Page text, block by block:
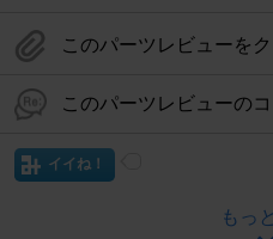
このパーツレビューを
このパーツレビューの
イイね！
もっ